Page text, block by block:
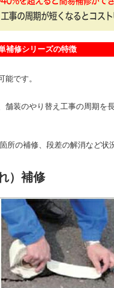
補修シリーズの特徴
です。
装のやり替え工事の周期を
の補修、段差の解消など状
）補修